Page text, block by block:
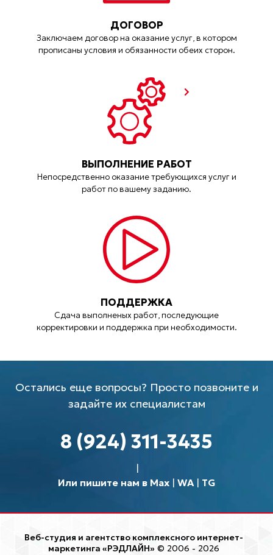
ДОГОВОР
Заключаем договор на оказание услуг, в котором
прописаны условия и обязанности обеих сторон.
ВЫПОЛНЕНИЕ РАБОТ
Непосредственно оказание требующихся услуг и
работ по вашему заданию.
ПОДДЕРЖКА
Сдача выполненых работ, последующие
корректировки и поддержка при необходимости.
Остались еще вопросы? Просто позвоните и
задайте их специалистам
8 (924) 311-3435
Или пишите нам в Max| WA| TG
Веб-студия и агентство комплексного интернет-
маркетинга «РЭДЛАЙН» © 2006 - 2026